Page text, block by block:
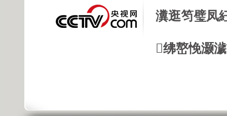
瀵逛笉璧凤
绋嶅悗灏